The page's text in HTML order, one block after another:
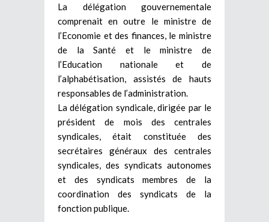
La délégation gouvernementale
comprenait en outre le ministre de
l’Economie et des finances, le ministre
de la Santé et le ministre de
l’Education nationale et de
l’alphabétisation, assistés de hauts
responsables de l’administration.
La délégation syndicale, dirigée par le
président de mois des centrales
syndicales, était constituée des
secrétaires généraux des centrales
syndicales, des syndicats autonomes
et des syndicats membres de la
coordination des syndicats de la
fonction publique.